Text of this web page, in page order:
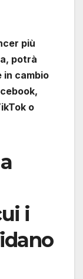
più
potrà
cambio
o
i